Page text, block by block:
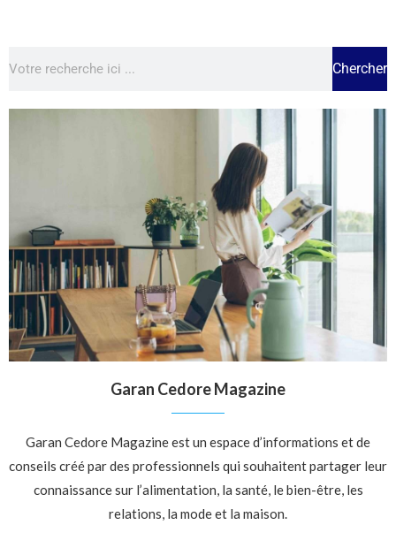
Chercher
Garan Cedore Magazine
Garan Cedore Magazine est un espace d’informations et de
conseils créé par des professionnels qui souhaitent partager leur
connaissance sur l’alimentation, la santé, le bien-être, les
relations, la mode et la maison.